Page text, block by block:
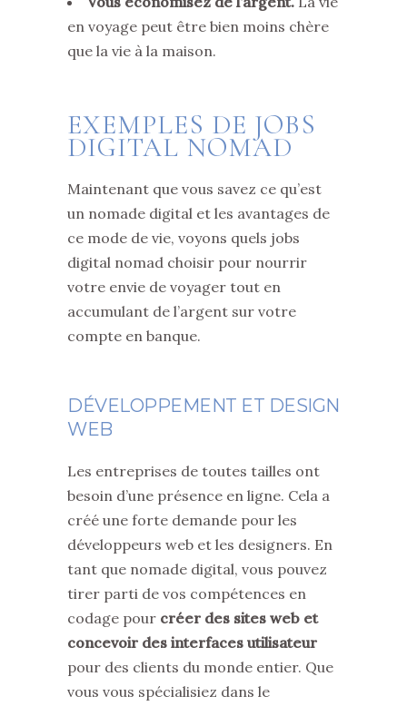
en voyage peut être bien moins chère
que la vie à la maison.
EXEMPLES DE JOBS
DIGITAL NOMAD
Maintenant que vous savez ce qu’est
un nomade digital et les avantages de
ce mode de vie, voyons quels jobs
digital nomad choisir pour nourrir
votre envie de voyager tout en
accumulant de l’argent sur votre
compte en banque.
DÉVELOPPEMENT ET DESIGN
WEB
Les entreprises de toutes tailles ont
besoin d’une présence en ligne. Cela a
créé une forte demande pour les
développeurs web et les designers. En
tant que nomade digital, vous pouvez
tirer parti de vos compétences en
codage pour créer des sites web et
concevoir des interfaces utilisateur
pour des clients du monde entier. Que
vous vous spécialisiez dans le